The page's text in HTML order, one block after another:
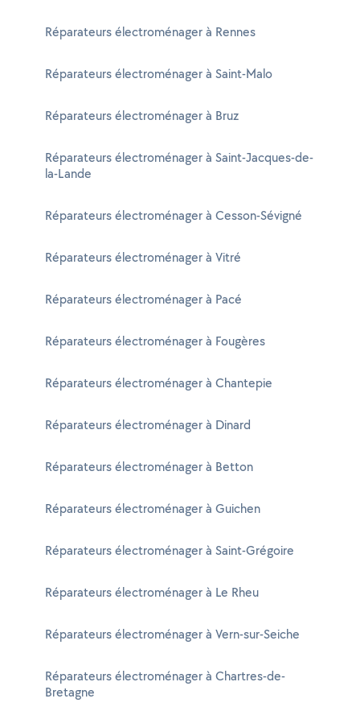
Réparateurs électroménager à Rennes
Réparateurs électroménager à Saint-Malo
Réparateurs électroménager à Bruz
Réparateurs électroménager à Saint-Jacques-de-
la-Lande
Réparateurs électroménager à Cesson-Sévigné
Réparateurs électroménager à Vitré
Réparateurs électroménager à Pacé
Réparateurs électroménager à Fougères
Réparateurs électroménager à Chantepie
Réparateurs électroménager à Dinard
Réparateurs électroménager à Betton
Réparateurs électroménager à Guichen
Réparateurs électroménager à Saint-Grégoire
Réparateurs électroménager à Le Rheu
Réparateurs électroménager à Vern-sur-Seiche
Réparateurs électroménager à Chartres-de-
Bretagne